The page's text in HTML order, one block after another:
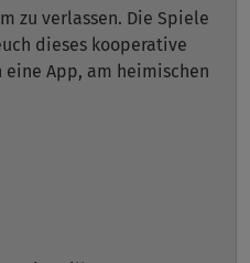
zu verlassen. Die Spiele
dieses kooperative
App, am heimischen